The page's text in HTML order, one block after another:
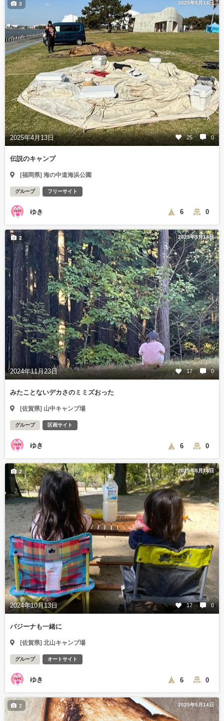
2025年5月14日
2025年4月13日 25 0
3
伝説のキャンプ
[福岡県] 海の中道海浜公園
グループ フリーサイト
ゆき 6 0
2025年5月14日
2024年11月23日 17 0
2
みたことないデカさのミミズおった
[佐賀県] 山中キャンプ場
グループ 区画サイト
ゆき 6 0
2025年5月14日
2024年10月13日 17 0
2
バジーナも一緒に
[佐賀県] 北山キャンプ場
グループ オートサイト
ゆき 6 0
2025年5月14日
2